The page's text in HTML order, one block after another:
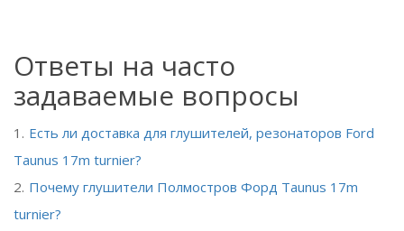
Ответы на часто
задаваемые вопросы
Есть ли доставка для глушителей, резонаторов Ford
Taunus 17m turnier?
Почему глушители Полмостров Форд Taunus 17m
turnier?